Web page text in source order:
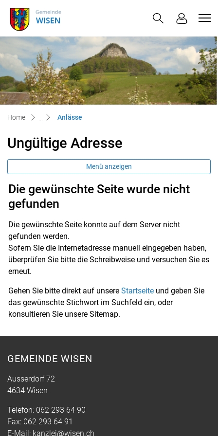
zur Startseite
Direkt zur Hauptnavigation
Direkt zum Inhalt
Direkt zur Suche
Direkt zum Stichwortverzeichnis
Home Anlässe
Ungültige Adresse
Menü anzeigen
Die gewünschte Seite wurde nicht
gefunden
Die gewünschte Seite konnte auf dem Server nicht
gefunden werden.
Sofern Sie die Internetadresse manuell eingegeben haben,
überprüfen Sie bitte die Schreibweise und versuchen Sie es
erneut.
Gehen Sie bitte direkt auf unsere Startseite und geben Sie
das gewünschte Stichwort im Suchfeld ein, oder
konsultieren Sie unsere Sitemap.
GEMEINDE WISEN
Ausserdorf 72
4634 Wisen
Telefon: 062 293 64 90
Fax: 062 293 64 91
E-Mail: kanzlei@wisen.ch